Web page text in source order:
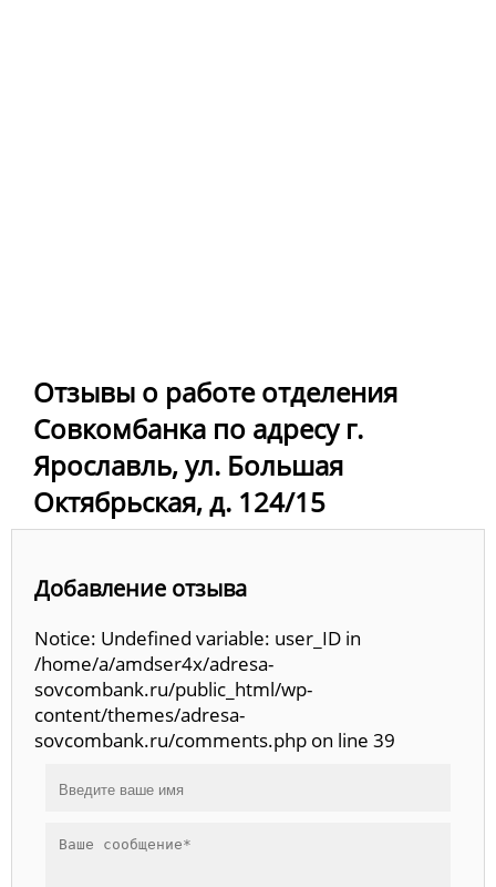
Отзывы о работе отделения
Совкомбанка по адресу г.
Ярославль, ул. Большая
Октябрьская, д. 124/15
Добавление отзыва
Notice: Undefined variable: user_ID in
/home/a/amdser4x/adresa-
sovcombank.ru/public_html/wp-
content/themes/adresa-
sovcombank.ru/comments.php on line 39